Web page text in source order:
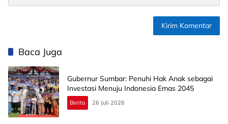
Baca Juga
Gubernur Sumbar: Penuhi Hak Anak sebagai
Investasi Menuju Indonesia Emas 2045
Berita 26 Juli 2026